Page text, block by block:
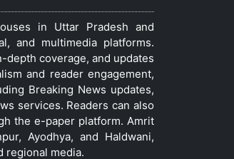
in Uttar Pradesh and
and multimedia platforms.
coverage, and updates
and reader engagement,
Breaking News updates,
services. Readers can also
the e-paper platform. Amrit
Ayodhya, and Haldwani,
regional media.